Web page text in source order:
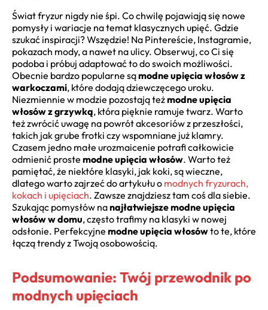
Świat fryzur nigdy nie śpi. Co chwilę pojawiają się nowe
pomysły i wariacje na temat klasycznych upięć. Gdzie
szukać inspiracji? Wszędzie! Na Pintereście, Instagramie,
pokazach mody, a nawet na ulicy. Obserwuj, co Ci się
podoba i próbuj adaptować to do swoich możliwości.
Obecnie bardzo popularne sąmodne upięcia włosów z
warkoczami, które dodają dziewczęcego uroku.
Niezmiennie w modzie pozostają teżmodne upięcia
włosów z grzywką, która pięknie ramuje twarz. Warto
też zwrócić uwagę na powrót akcesoriów z przeszłości,
takich jak grube frotki czy wspomniane już klamry.
Czasem jedno małe urozmaicenie potrafi całkowicie
odmienić proste modne upięcia włosów. Warto też
pamiętać, że niektóre klasyki, jak koki, są wieczne,
dlatego warto zajrzeć do artykułu o modnych fryzurach,
kokach i upięciach. Zawsze znajdziesz tam coś dla siebie.
Szukając pomysłów nanajłatwiejsze modne upięcia
włosów w domu, często trafimy na klasyki w nowej
odsłonie. Perfekcyjne modne upięcia włosówto te, które
łączą trendy z Twoją osobowością.
Podsumowanie: Twój przewodnik po
modnych upięciach